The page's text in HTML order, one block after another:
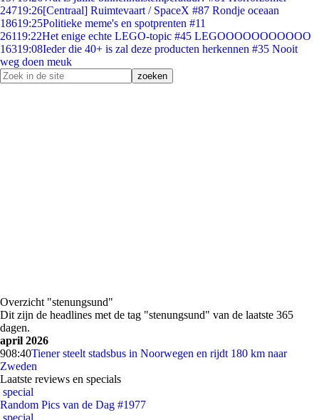
24719:26[Centraal] Ruimtevaart / SpaceX #87 Rondje oceaan
18619:25Politieke meme's en spotprenten #11
26119:22Het enige echte LEGO-topic #45 LEGOOOOOOOOOOO
16319:08Ieder die 40+ is zal deze producten herkennen #35 Nooit
weg doen meuk
Overzicht "stenungsund"
Dit zijn de headlines met de tag "stenungsund" van de laatste 365
dagen.
april 2026
908:40Tiener steelt stadsbus in Noorwegen en rijdt 180 km naar
Zweden
Laatste reviews en specials
special
Random Pics van de Dag #1977
special